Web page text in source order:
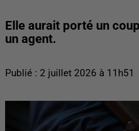
Elle aurait porté un
un agent.
Publié : 2 juillet 2026 à 11h51